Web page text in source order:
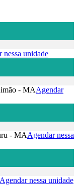
nessa unidade
- MAAgendar
- MAAgendar nessa
Agendar nessa unidade